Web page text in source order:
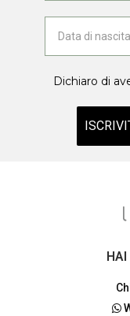
Dichiaro di
HAI